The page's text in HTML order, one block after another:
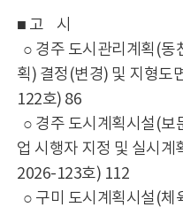
■ 고 시
○ 경주 도시관리계획(동
획) 결정(변경) 및 지형도
122호) 86
○ 경주 도시계획시설(보
업 시행자 지정 및 실시계
2026-123호) 112
○ 구미 도시계획시설(체